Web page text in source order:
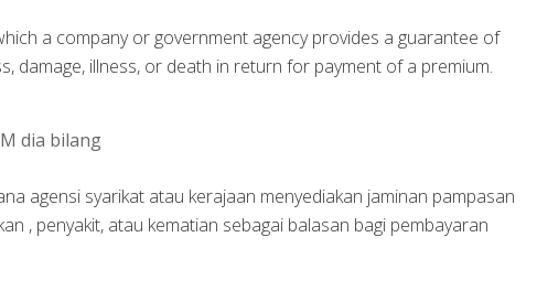
a company or government agency provides a guarantee of
damage, illness, or death in return for payment of a premium.
dia bilang
agensi syarikat atau kerajaan menyediakan jaminan pampasan
, penyakit, atau kematian sebagai balasan bagi pembayaran